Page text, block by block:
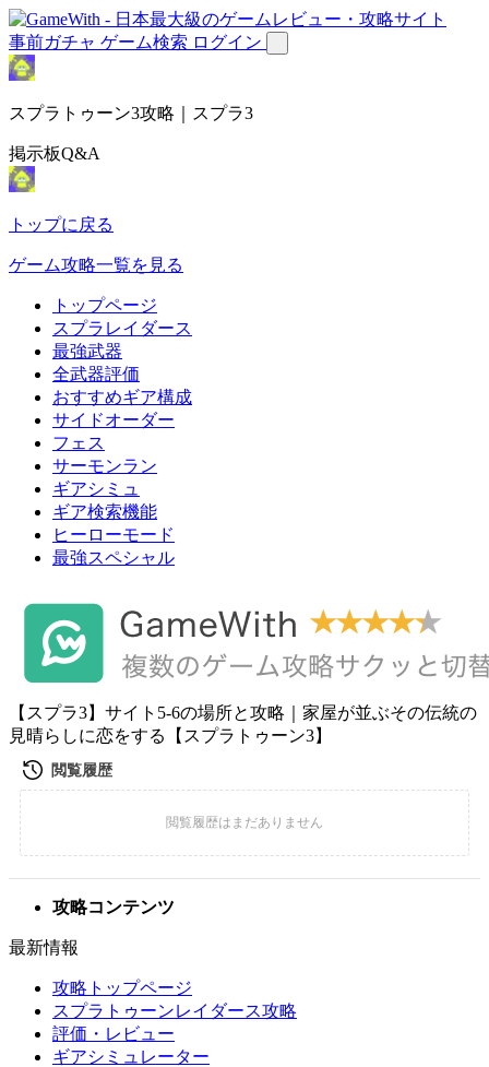
事前ガチャ ゲーム検索 ログイン
スプラトゥーン3攻略｜スプラ3
掲示板Q&A
トップに戻る
ゲーム攻略一覧を見る
トップページ
スプラレイダース
最強武器
全武器評価
おすすめギア構成
サイドオーダー
フェス
サーモンラン
ギアシミュ
ギア検索機能
ヒーローモード
最強スペシャル
【スプラ3】サイト5-6の場所と攻略｜家屋が並ぶその伝統の
見晴らしに恋をする【スプラトゥーン3】
攻略コンテンツ
最新情報
攻略トップページ
スプラトゥーンレイダース攻略
評価・レビュー
ギアシミュレーター